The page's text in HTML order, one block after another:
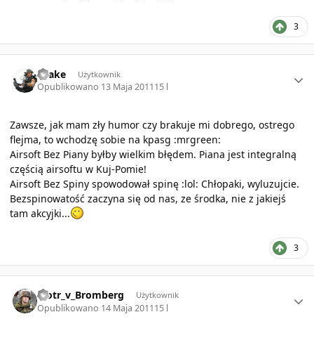
3
Drake Użytkownik
Opublikowano 13 Maja 201115 l
Zawsze, jak mam zły humor czy brakuje mi dobrego, ostrego
flejma, to wchodzę sobie na kpasg :mrgreen:
Airsoft Bez Piany byłby wielkim błędem. Piana jest integralną
częścią airsoftu w Kuj-Pomie!
Airsoft Bez Spiny spowodował spinę :lol: Chłopaki, wyluzujcie.
Bezspinowatość zaczyna się od nas, ze środka, nie z jakiejś
tam akcyjki...
3
Piotr_v_Bromberg Użytkownik
Opublikowano 14 Maja 201115 l